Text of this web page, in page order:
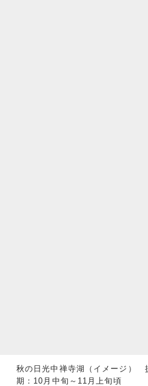
秋の日光中禅寺湖（イメージ
期：10月中旬～11月上旬頃